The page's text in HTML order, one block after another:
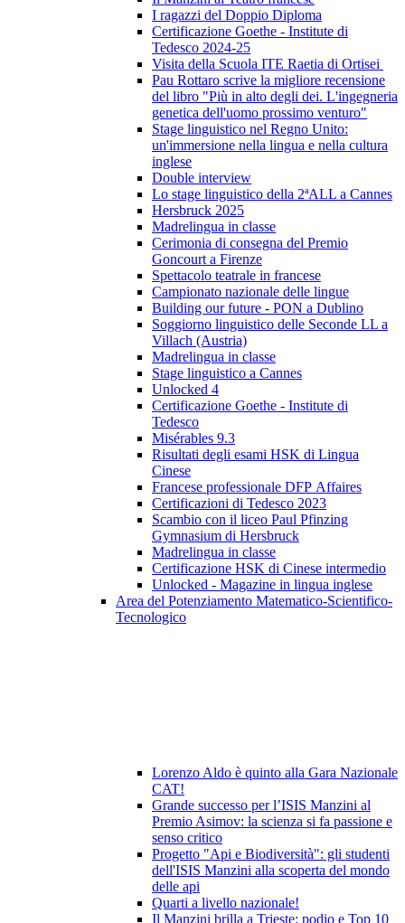
I ragazzi del Doppio Diploma
Certificazione Goethe - Institute di
Tedesco 2024-25
Visita della Scuola ITE Raetia di Ortisei
Pau Rottaro scrive la migliore recensione
del libro "Più in alto degli dei. L'ingegneria
genetica dell'uomo prossimo venturo"
Stage linguistico nel Regno Unito:
un'immersione nella lingua e nella cultura
inglese
Double interview
Lo stage linguistico della 2ªALL a Cannes
Hersbruck 2025
Madrelingua in classe
Cerimonia di consegna del Premio
Goncourt a Firenze
Spettacolo teatrale in francese
Campionato nazionale delle lingue
Building our future - PON a Dublino
Soggiorno linguistico delle Seconde LL a
Villach (Austria)
Madrelingua in classe
Stage linguistico a Cannes
Unlocked 4
Certificazione Goethe - Institute di
Tedesco
Misérables 9.3
Risultati degli esami HSK di Lingua
Cinese
Francese professionale DFP Affaires
Certificazioni di Tedesco 2023
Scambio con il liceo Paul Pfinzing
Gymnasium di Hersbruck
Madrelingua in classe
Certificazione HSK di Cinese intermedio
Unlocked - Magazine in lingua inglese
Area del Potenziamento Matematico-Scientifico-
Tecnologico
Lorenzo Aldo è quinto alla Gara Nazionale
CAT!
Grande successo per l’ISIS Manzini al
Premio Asimov: la scienza si fa passione e
senso critico
Progetto "Api e Biodiversità": gli studenti
dell'ISIS Manzini alla scoperta del mondo
delle api
Quarti a livello nazionale!
Il Manzini brilla a Trieste: podio e Top 10